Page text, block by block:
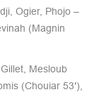
Ogier, Phojo –
(Magnin
Mesloub
(Chouiar 53′),